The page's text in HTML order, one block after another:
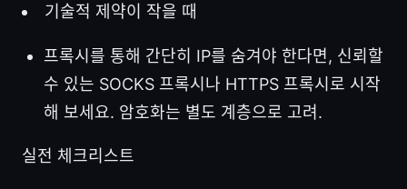
기술적 제약이 작을 때
프록시를 통해 간단히 IP를 숨겨야 한다면, 신뢰할
수 있는 SOCKS 프록시나 HTTPS 프록시로 시작
해 보세요. 암호화는 별도 계층으로 고려.
실전 체크리스트